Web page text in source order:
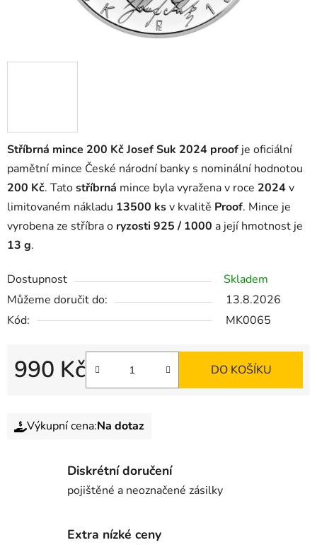
Stříbrná mince 200 Kč Josef Suk 2024 proof je oficiální
pamětní mince České národní banky s nominální hodnotou
200 Kč. Tatostříbrná mince byla vyražena v roce 2024v
limitovaném nákladu 13500 ksv kvalitě Proof. Mince je
vyrobena ze stříbra o ryzosti 925 / 1000 a její hmotnost je
13 g.
Dostupnost
Skladem
Můžeme doručit do:
13.8.2026
Kód:
MK0065
990 Kč DO KOŠÍKU
Výkupní cena:Na dotaz
Diskrétní doručení
pojištěné a neoznačené zásilky
Extra nízké ceny